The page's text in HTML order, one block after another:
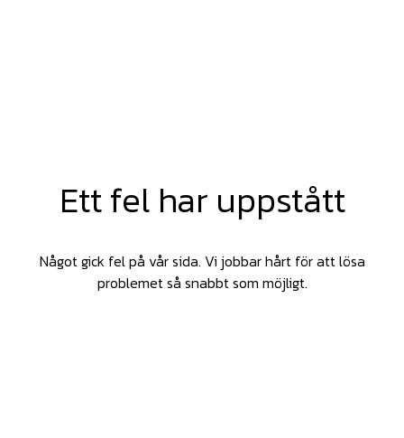
Ett fel har uppstått
Något gick fel på vår sida. Vi jobbar hårt för att lösa
problemet så snabbt som möjligt.